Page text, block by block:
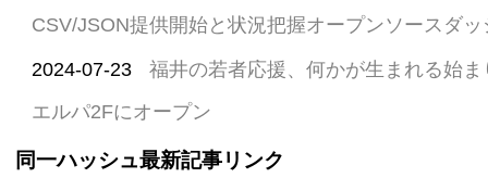
CSV/JSON提供開始と状況把握オープンソースダ
2024-07-23
福井の若者応援、何かが生まれる始
エルパ2Fにオープン
同一ハッシュ最新記事リンク